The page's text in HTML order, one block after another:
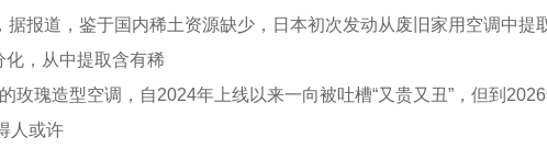
道，鉴于国内稀土资源缺少，日本初次发动从废旧家用空调中提
化，从中提取含有稀
瑰造型空调，自2024年上线以来一向被吐槽“又贵又丑”，但到
人或许